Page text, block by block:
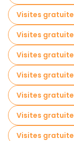
Visites
Visites
Visites
Visites
Visites
Visites
Visites